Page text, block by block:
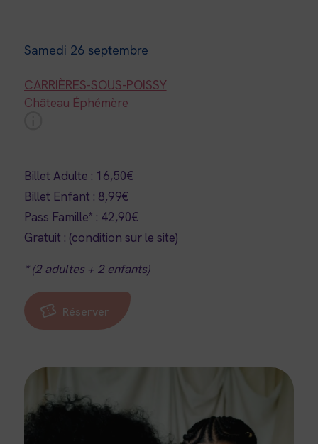
Samedi 26 septembre
CARRIÈRES-SOUS-POISSY
Château Éphémère
Billet Adulte : 16,50€
Billet Enfant : 8,99€
Pass Famille* : 42,90€
Gratuit : (condition sur le site)
* (2 adultes + 2 enfants)
Réserver